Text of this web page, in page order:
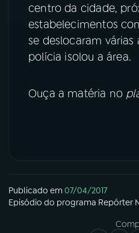
centro da cidade,
estabelecimentos
se deslocaram várias
polícia isolou a área.
Ouça a matéria no
Publicado em07/04/2017
Episódio do programa Repórter